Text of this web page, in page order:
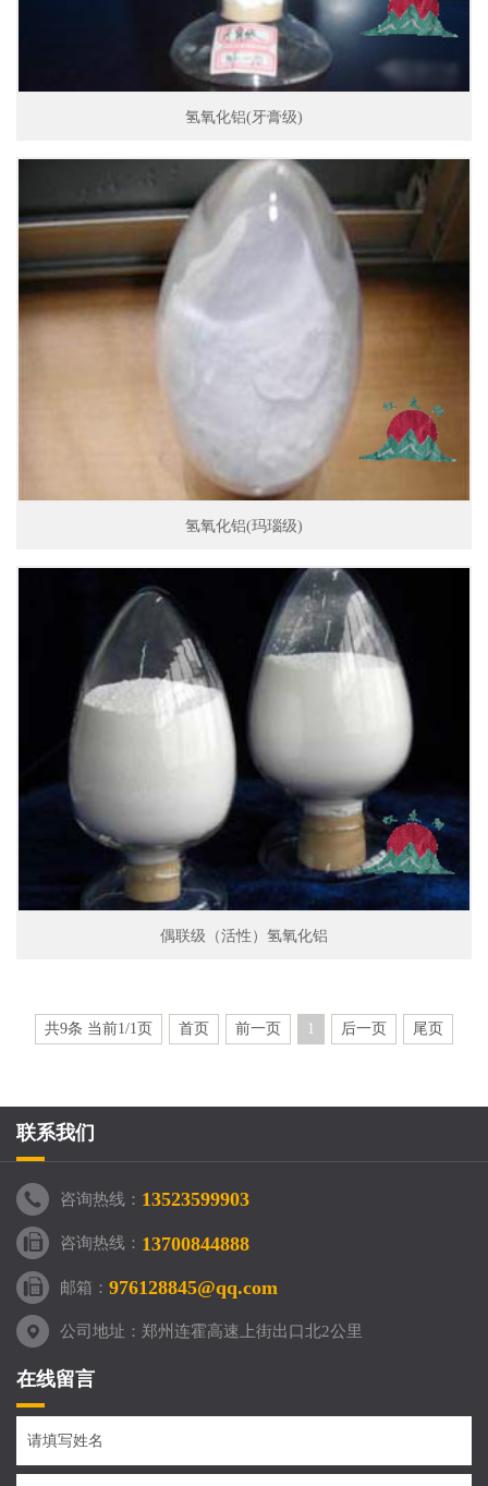
氢氧化铝(牙膏级)
氢氧化铝(玛瑙级)
偶联级（活性）氢氧化铝
共9条 当前1/1页 首页 前一页 1 后一页 尾页
联系我们
咨询热线： 13523599903
咨询热线： 13700844888
邮箱： 976128845@qq.com
公司地址：郑州连霍高速上街出口北2公里
在线留言